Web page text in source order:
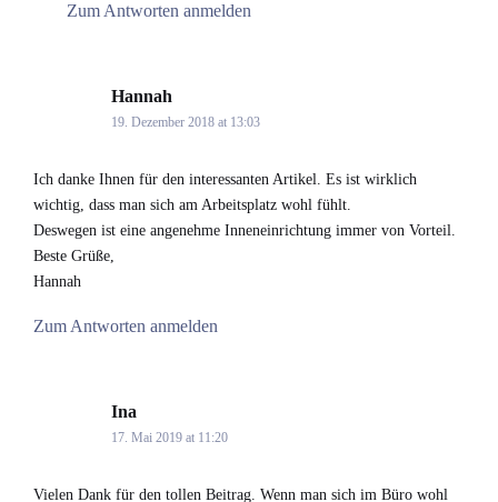
Zum Antworten anmelden
Hannah
19. Dezember 2018 at 13:03
Ich danke Ihnen für den interessanten Artikel. Es ist wirklich
wichtig, dass man sich am Arbeitsplatz wohl fühlt.
Deswegen ist eine angenehme Inneneinrichtung immer von Vorteil.
Beste Grüße,
Hannah
Zum Antworten anmelden
Ina
17. Mai 2019 at 11:20
Vielen Dank für den tollen Beitrag. Wenn man sich im Büro wohl